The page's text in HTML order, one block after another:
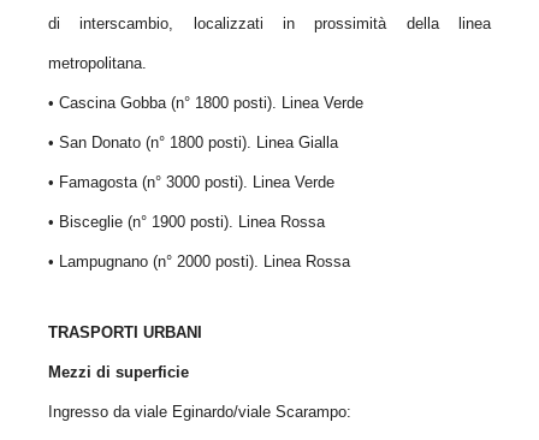
di interscambio, localizzati in prossimità della linea
metropolitana.
• Cascina Gobba (n° 1800 posti). Linea Verde
• San Donato (n° 1800 posti). Linea Gialla
• Famagosta (n° 3000 posti). Linea Verde
• Bisceglie (n° 1900 posti). Linea Rossa
• Lampugnano (n° 2000 posti). Linea Rossa
TRASPORTI URBANI
Mezzi di superficie
Ingresso da viale Eginardo/viale Scarampo: